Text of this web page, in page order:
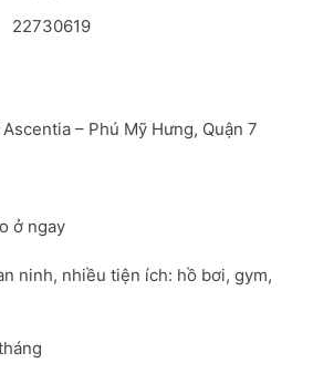
22730619
– Phú Mỹ Hưng, Quận 7
ở ngay
ninh, nhiều tiện ích: hồ bơi, gym,